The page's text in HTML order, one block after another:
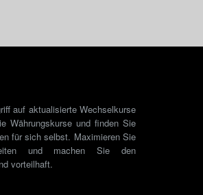
auf aktualisierte Wechselkurse
Währungskurse und finden Sie
für sich selbst. Maximieren Sie
und machen Sie den
vorteilhaft.